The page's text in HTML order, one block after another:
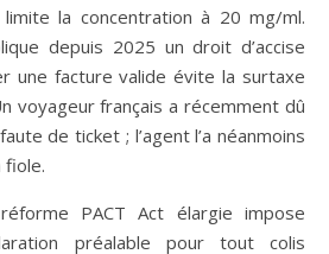
la concentration à 20 mg/ml.
depuis 2025 un droit d’accise
une facture valide évite la surtaxe
voyageur français a récemment dû
de ticket ; l’agent l’a néanmoins
fiole.
PACT Act élargie impose
préalable pour tout colis